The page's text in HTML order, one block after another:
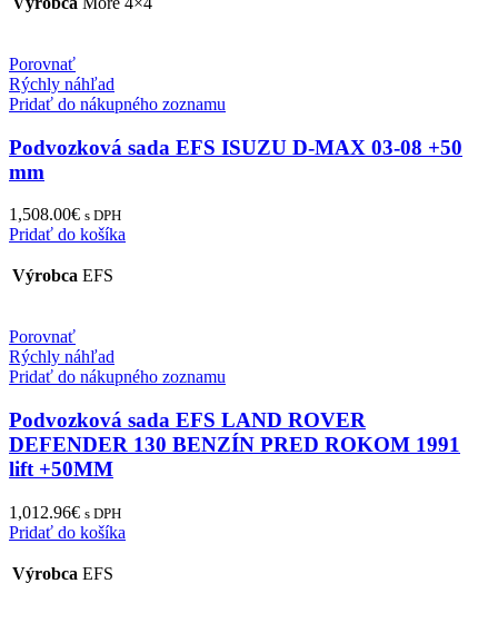
Porovnať
Rýchly náhľad
Pridať do nákupného zoznamu
Podvozková sada EFS ISUZU D-MAX 03-08 +50
mm
1,508.00€ s DPH
Pridať do košíka
Výrobca EFS
Porovnať
Rýchly náhľad
Pridať do nákupného zoznamu
Podvozková sada EFS LAND ROVER
DEFENDER 130 BENZÍN PRED ROKOM 1991
lift +50MM
1,012.96€ s DPH
Pridať do košíka
Výrobca EFS